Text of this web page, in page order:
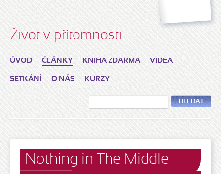
Život v přítomnosti
ÚVOD ČLÁNKY KNIHA ZDARMA VIDEA
SETKÁNÍ O NÁS KURZY
HLEDAT
Nothing in The Middle -